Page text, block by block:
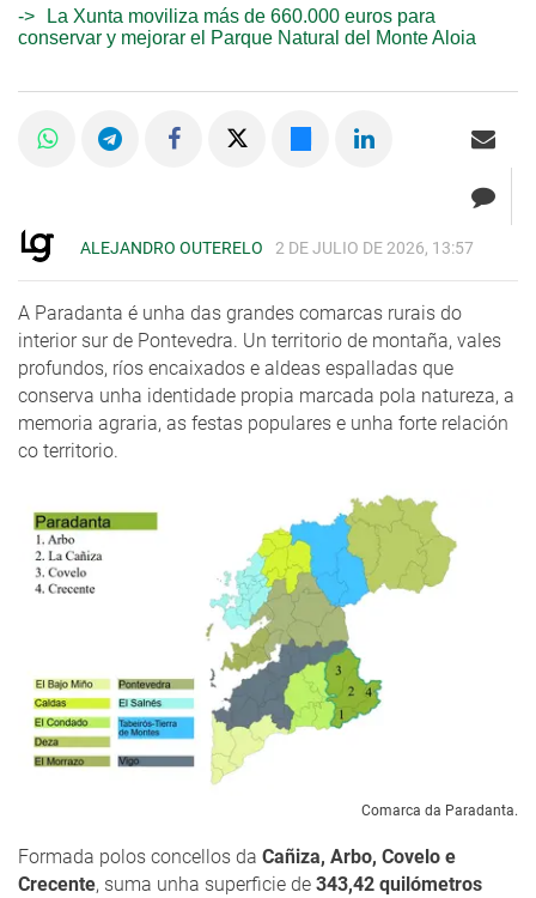
La Xunta moviliza más de 660.000 euros para
conservar y mejorar el Parque Natural del Monte Aloia
ALEJANDRO OUTERELO 2 DE JULIO DE 2026, 13:57
A Paradanta é unha das grandes comarcas rurais do
interior sur de Pontevedra. Un territorio de montaña, vales
profundos, ríos encaixados e aldeas espalladas que
conserva unha identidade propia marcada pola natureza, a
memoria agraria, as festas populares e unha forte relación
co territorio.
Comarca da Paradanta.
Formada polos concellos da Cañiza, Arbo, Covelo e
Crecente, suma unha superficie de 343,42 quilómetros